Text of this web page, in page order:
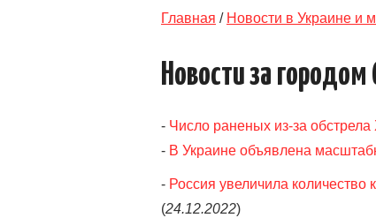
Главная / Новости в Украине и
Новости за
- Число раненых из-за
- В Украине объявлена
- Россия увеличила
(24.12.2022)